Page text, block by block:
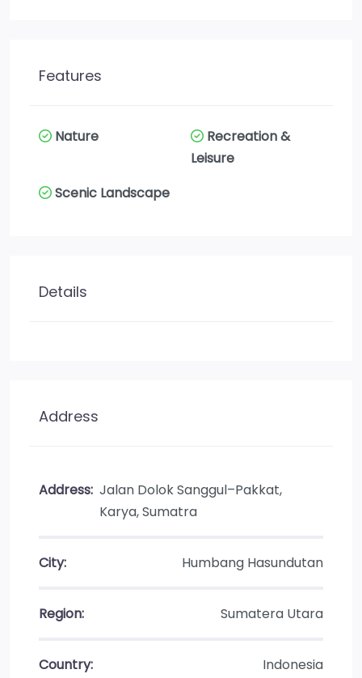
Features
Nature
Recreation &
Leisure
Scenic Landscape
Details
Address
Address: Jalan Dolok Sanggul–Pakkat,
Karya, Sumatra
City: Humbang Hasundutan
Region: Sumatera Utara
Country: Indonesia